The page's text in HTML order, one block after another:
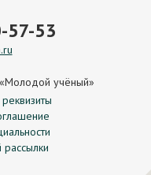
57-53
учёный»